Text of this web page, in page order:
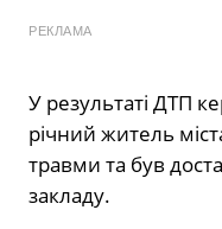
РЕКЛАМА
У результаті ДТП
річний житель
травми та був
закладу.